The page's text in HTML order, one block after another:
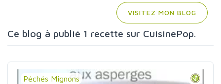
VISITEZ MON BLOG
Ce blog à publié 1 recette sur CuisinePop.
Péchés Mignons